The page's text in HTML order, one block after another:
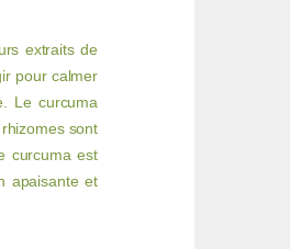
extraits de
pour calmer
Le curcuma
sont
curcuma est
apaisante et